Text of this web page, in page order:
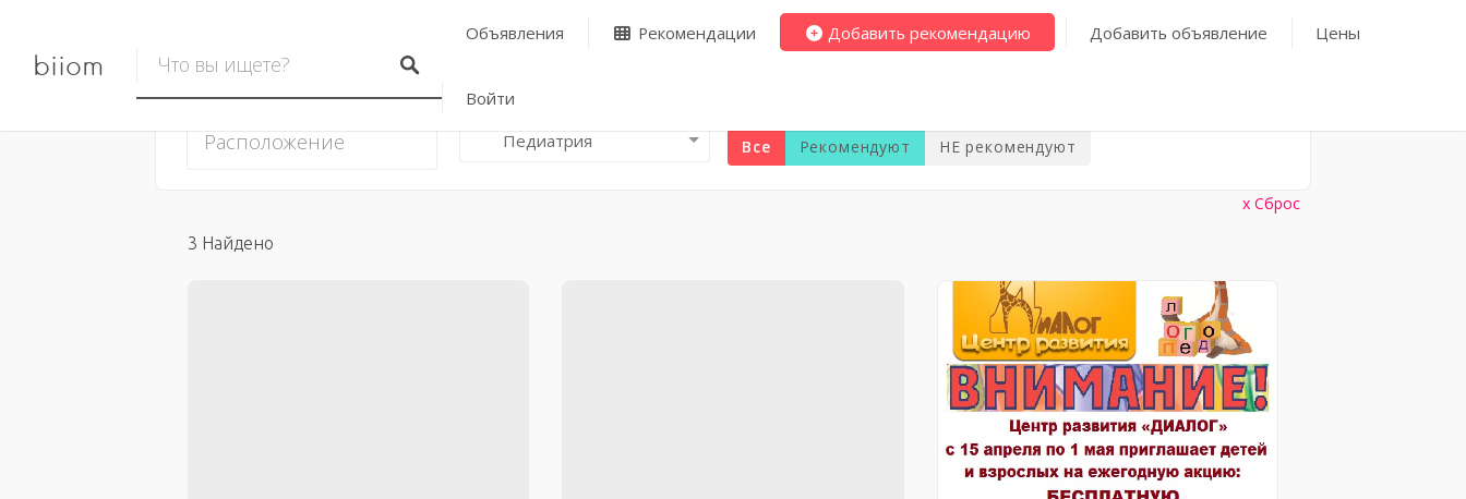
biiom
Объявления Рекомендации Добавить рекомендацию Добавить объявление Цены
Войти
Педиатрия
Все Рекомендуют НЕ рекомендуют
3 Найдено
Сброс